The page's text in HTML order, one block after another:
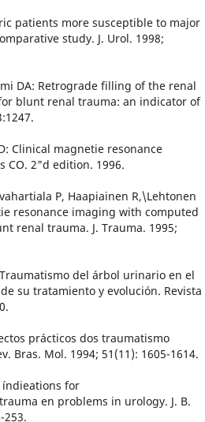
patients more susceptible to major
study. J. Urol. 1998;
DA: Retrograde filling of the renal
blunt renal trauma: an indicator of
Clinical magnetie resonance
CO. 2"d edition. 1996.
P, Haapiainen R,\Lehtonen
resonance imaging with computed
renal trauma. J. Trauma. 1995;
del árbol urinario en el
su tratamiento y evolución. Revista
prácticos dos traumatismo
Bras. Mol. 1994; 51(11): 1605-1614.
índieations for
en problems in urology. J. B.
253.